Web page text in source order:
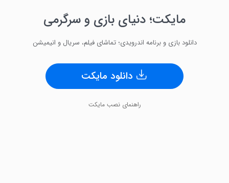
مایکت؛ دنیای بازی و سرگرمی
دانلود بازی‌ و برنامه‌ اندرویدی؛ تماشای فیلم، سریال و انیمیشن
دانلود مایکت
راهنمای نصب مایکت